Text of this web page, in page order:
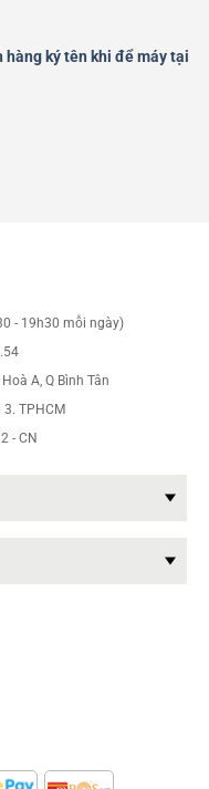
hàng ký tên khi để máy tại
- 19h30 mỗi ngày)
A, Q Bình Tân
TPHCM
- CN